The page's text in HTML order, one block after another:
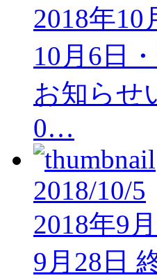
2018年
10月6日
お知らせ
0…
2018/10/5
2018年9
9月28日